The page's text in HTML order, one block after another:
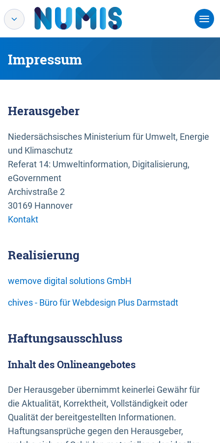
Impressum
Herausgeber
Niedersächsisches Ministerium für Umwelt, Energie
und Klimaschutz
Referat 14: Umweltinformation, Digitalisierung,
eGovernment
Archivstraße 2
30169 Hannover
Kontakt
Realisierung
wemove digital solutions GmbH
chives - Büro für Webdesign Plus Darmstadt
Haftungsausschluss
Inhalt des Onlineangebotes
Der Herausgeber übernimmt keinerlei Gewähr für
die Aktualität, Korrektheit, Vollständigkeit oder
Qualität der bereitgestellten Informationen.
Haftungsansprüche gegen den Herausgeber,